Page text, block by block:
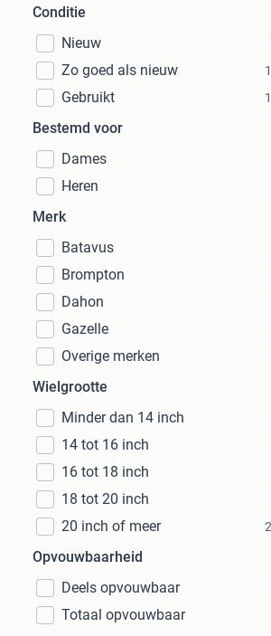
Conditie
Nieuw
Zo goed als nieuw
Gebruikt
Bestemd voor
Dames
Heren
Merk
Batavus
Brompton
Dahon
Gazelle
Overige merken
Wielgrootte
Minder dan 14 inch
14 tot 16 inch
16 tot 18 inch
18 tot 20 inch
20 inch of meer
Opvouwbaarheid
Deels opvouwbaar
Totaal opvouwbaar